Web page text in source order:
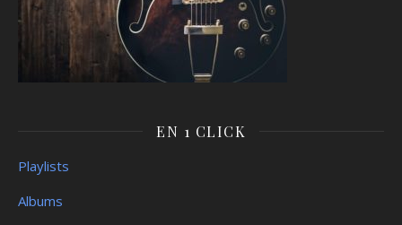
EN 1 CLICK
Playlists
Albums